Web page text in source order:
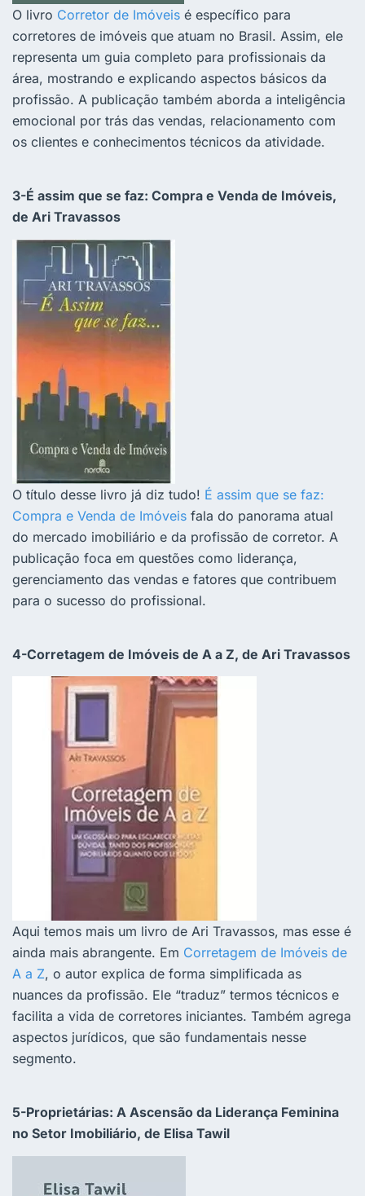
O livro Corretor de Imóveis é específico para
corretores de imóveis que atuam no Brasil. Assim, ele
representa um guia completo para profissionais da
área, mostrando e explicando aspectos básicos da
profissão. A publicação também aborda a inteligência
emocional por trás das vendas, relacionamento com
os clientes e conhecimentos técnicos da atividade.
3-É assim que se faz: Compra e Venda de Imóveis,
de Ari Travassos
O título desse livro já diz tudo! É assim que se faz:
Compra e Venda de Imóveis fala do panorama atual
do mercado imobiliário e da profissão de corretor. A
publicação foca em questões como liderança,
gerenciamento das vendas e fatores que contribuem
para o sucesso do profissional.
4-Corretagem de Imóveis de A a Z, de Ari Travassos
Aqui temos mais um livro de Ari Travassos, mas esse é
ainda mais abrangente. Em Corretagem de Imóveis de
A a Z, o autor explica de forma simplificada as
nuances da profissão. Ele “traduz” termos técnicos e
facilita a vida de corretores iniciantes. Também agrega
aspectos jurídicos, que são fundamentais nesse
segmento.
5-Proprietárias: A Ascensão da Liderança Feminina
no Setor Imobiliário, de Elisa Tawil